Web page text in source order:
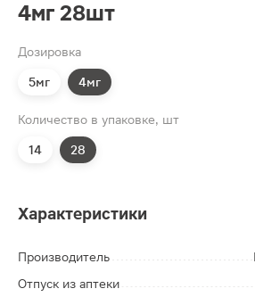
4мг 28шт
Дозировка
5мг 4мг
Количество в упаковке, шт
14 28
Характеристики
Производитель
Отпуск из аптеки